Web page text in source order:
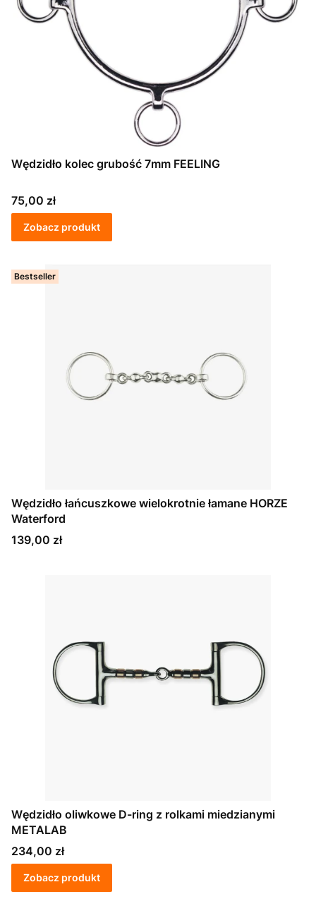
Wędzidło kolec grubość 7mm FEELING
Cena
75,00 zł
Zobacz produkt
Bestseller
Wędzidło łańcuszkowe wielokrotnie łamane HORZE
Waterford
Cena
139,00 zł
Wędzidło oliwkowe D-ring z rolkami miedzianymi
METALAB
Cena
234,00 zł
Zobacz produkt